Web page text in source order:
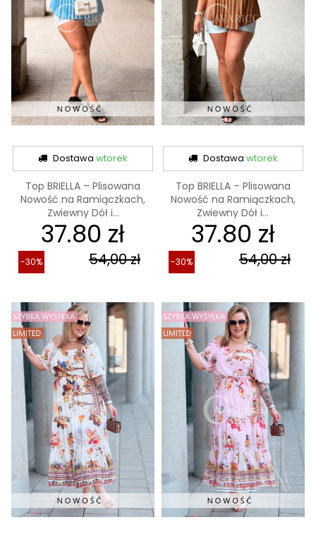
Dostawawtorek
Top BRIELLA – Plisowana
Nowość na Ramiączkach,
Zwiewny Dół i...
37.80 zł
54,00 zł
-30%
Dostawa wtorek
Top BRIELLA – Plisowana
Nowość na Ramiączkach,
Zwiewny Dół i...
37.80 zł
54,00 zł
-30%